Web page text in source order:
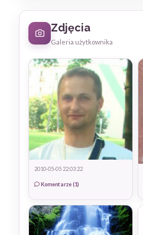
Zdjęcia
Galeria użytkownika
2010-05-05 22:03:22
Komentarze (1)